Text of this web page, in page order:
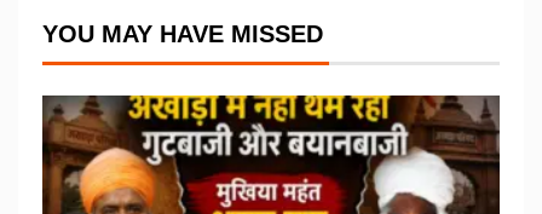
YOU MAY HAVE MISSED